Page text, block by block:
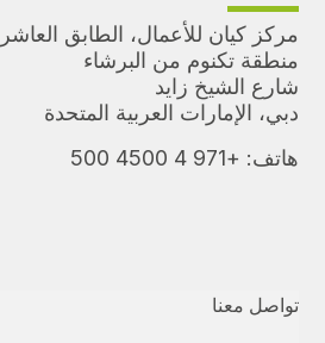
مركز كيان للأعمال، الطابق العاشر
منطقة تكنوم من البرشاء
شارع الشيخ زايد
دبي، الإمارات العربية المتحدة
هاتف: +971 4 4500 500
تواصل معنا